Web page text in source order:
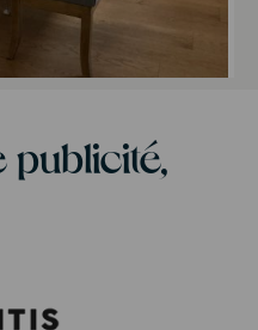
publicité,